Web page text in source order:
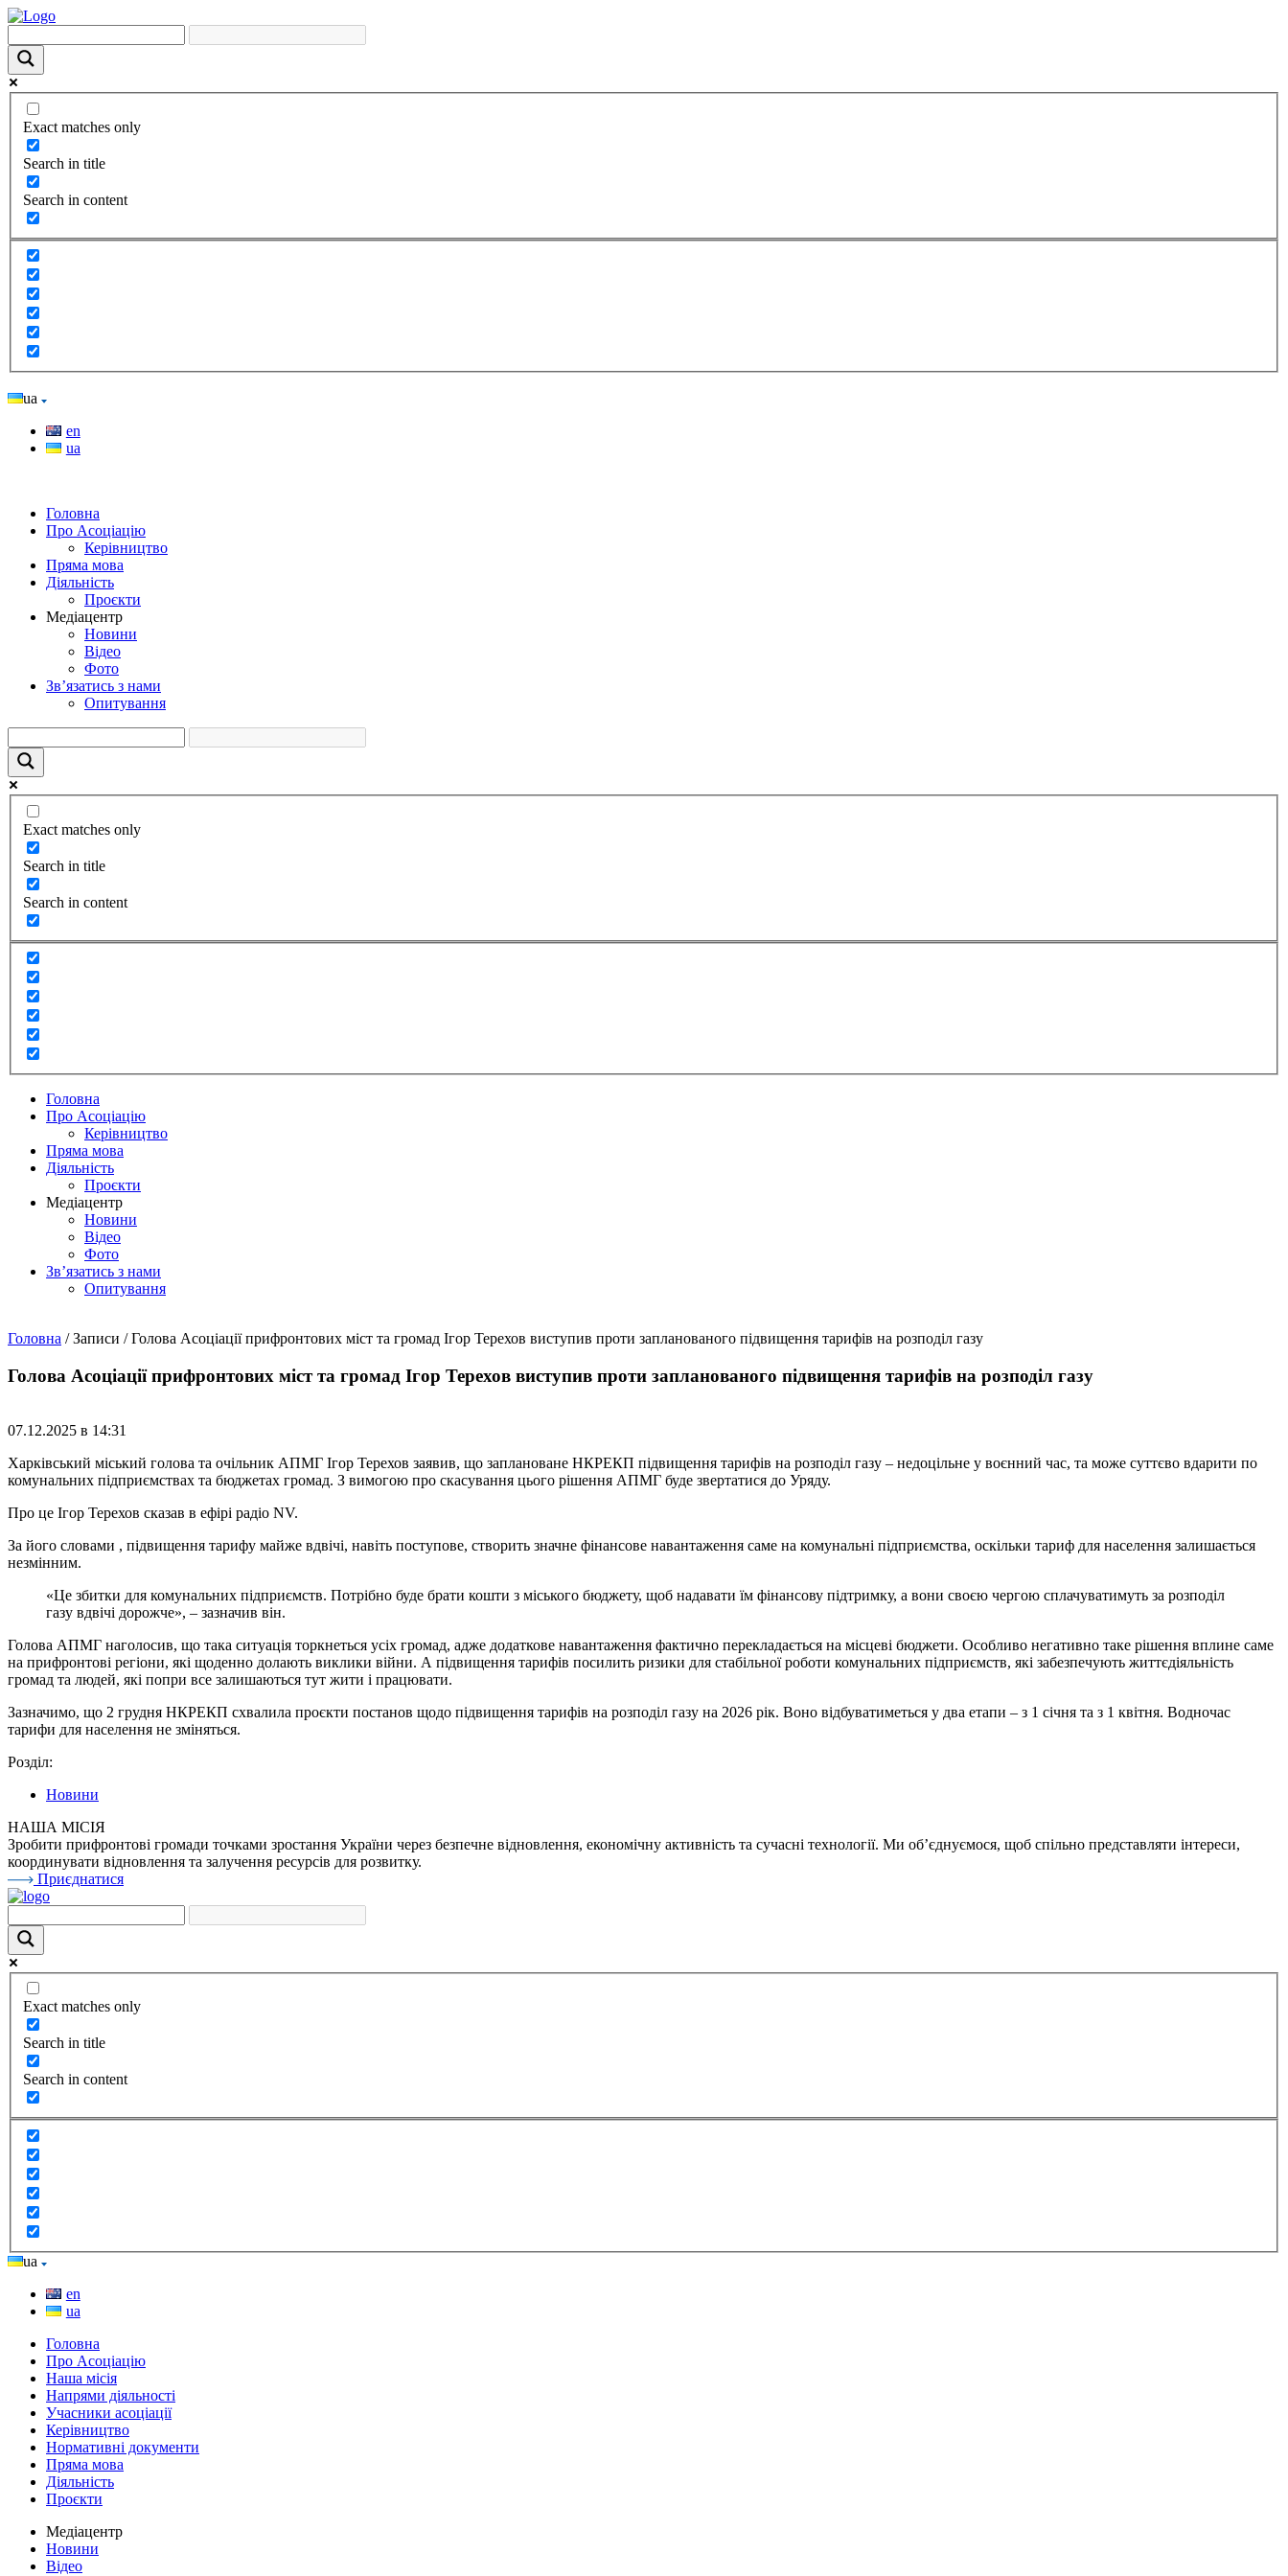
Exact matches only
Search in title
Search in content
ua
en
ua
Головна
Про Асоціацію
Керівництво
Пряма мова
Діяльність
Проєкти
Медіацентр
Новини
Відео
Фото
Зв’язатись з нами
Опитування
Exact matches only
Search in title
Search in content
Головна
Про Асоціацію
Керівництво
Пряма мова
Діяльність
Проєкти
Медіацентр
Новини
Відео
Фото
Зв’язатись з нами
Опитування
Головна /Записи /Голова Асоціації прифронтових міст та громад Ігор Терехов виступив проти запланованого підвищення тарифів на розподіл газу
Голова Асоціації прифронтових міст та громад Ігор Терехов виступив проти запланованого підвищення тарифів на розподіл газу
07.12.2025 в 14:31
Харківський міський голова та очільник АПМГ Ігор Терехов заявив, що заплановане НКРЕКП підвищення тарифів на розподіл газу – недоцільне у воєнний час, та може суттєво вдарити по
комунальних підприємствах та бюджетах громад. З вимогою про скасування цього рішення АПМГ буде звертатися до Уряду.
Про це Ігор Терехов сказав в ефірі радіо NV.
За його словами , підвищення тарифу майже вдвічі, навіть поступове, створить значне фінансове навантаження саме на комунальні підприємства, оскільки тариф для населення залишається
незмінним.
«Це збитки для комунальних підприємств. Потрібно буде брати кошти з міського бюджету, щоб надавати їм фінансову підтримку, а вони своєю чергою сплачуватимуть за розподіл
газу вдвічі дорожче», – зазначив він.
Голова АПМГ наголосив, що така ситуація торкнеться усіх громад, адже додаткове навантаження фактично перекладається на місцеві бюджети. Особливо негативно таке рішення вплине саме
на прифронтові регіони, які щоденно долають виклики війни. А підвищення тарифів посилить ризики для стабільної роботи комунальних підприємств, які забезпечують життєдіяльність
громад та людей, які попри все залишаються тут жити і працювати.
Зазначимо, що 2 грудня НКРЕКП схвалила проєкти постанов щодо підвищення тарифів на розподіл газу на 2026 рік. Воно відбуватиметься у два етапи – з 1 січня та з 1 квітня. Водночас
тарифи для населення не зміняться.
Розділ:
Новини
НАША МІСІЯ
Зробити прифронтові громади точками зростання України через безпечне відновлення, економічну активність та сучасні технології. Ми об’єднуємося, щоб спільно представляти інтереси,
координувати відновлення та залучення ресурсів для розвитку.
Приєднатися
Exact matches only
Search in title
Search in content
ua
en
ua
Головна
Про Асоціацію
Наша місія
Напрями діяльності
Учасники асоціації
Керівництво
Нормативні документи
Пряма мова
Діяльність
Проєкти
Медіацентр
Новини
Відео